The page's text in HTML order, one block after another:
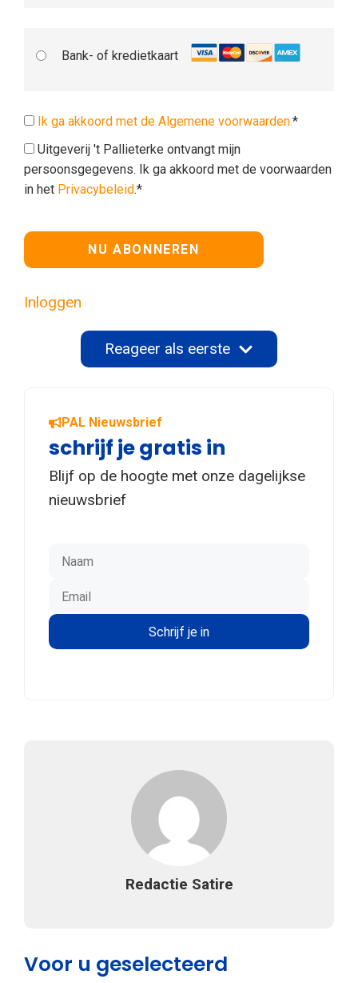
Bank- of kredietkaart
Ik ga akkoord met de Algemene voorwaarden.*
Uitgeverij 't Pallieterke ontvangt mijn
persoonsgegevens. Ik ga akkoord met de voorwaarden
in het Privacybeleid.*
Geen waarde
Inloggen
Reageer als eerste
PAL Nieuwsbrief
schrijf je gratis in
Blijf op de hoogte met onze dagelijkse
nieuwsbrief
Redactie Satire
Voor u geselecteerd